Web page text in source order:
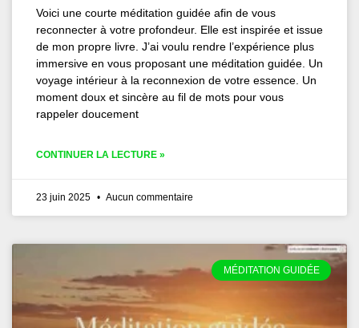
Voici une courte méditation guidée afin de vous
reconnecter à votre profondeur. Elle est inspirée et issue
de mon propre livre. J’ai voulu rendre l’expérience plus
immersive en vous proposant une méditation guidée. Un
voyage intérieur à la reconnexion de votre essence. Un
moment doux et sincère au fil de mots pour vous
rappeler doucement
CONTINUER LA LECTURE »
23 juin 2025 Aucun commentaire
MÉDITATION GUIDÉE